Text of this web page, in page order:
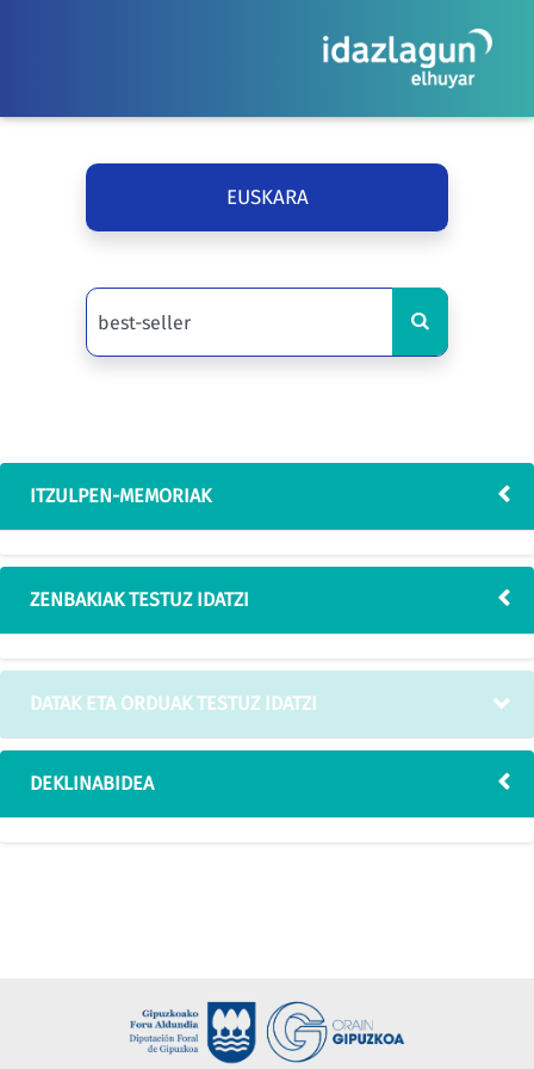
EUSKARA
ITZULPEN-MEMORIAK
ZENBAKIAK TESTUZ IDATZI
DATAK ETA ORDUAK TESTUZ IDATZI
DEKLINABIDEA